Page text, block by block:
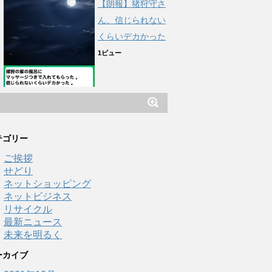
【朗報】猪狩守さ
ん、信じられない
くらいデカかった
1ビュー
ゴリー
ご挨拶
せどり
ネットショッピング
ネットビジネス
リサイクル
最新ニュース
未来を明るく
カイブ